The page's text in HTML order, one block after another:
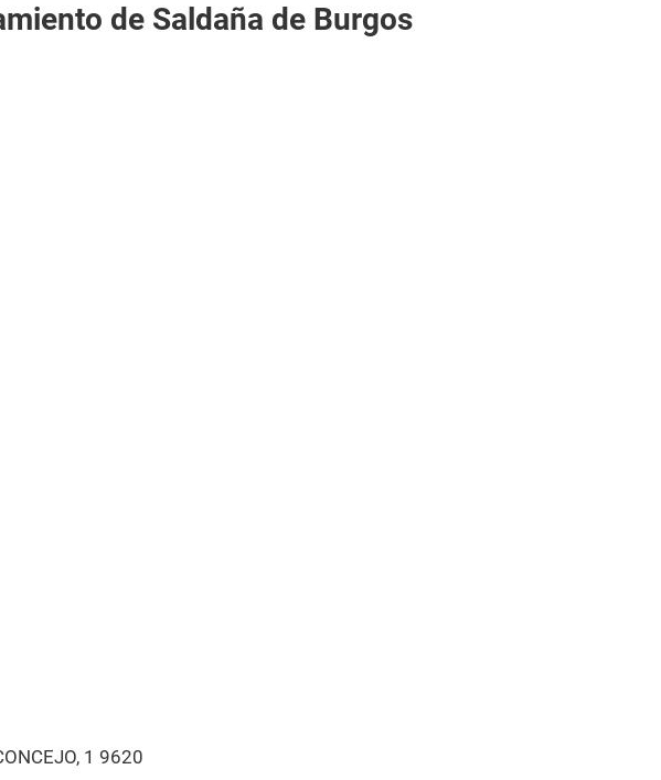
de Saldaña de Burgos
1 9620